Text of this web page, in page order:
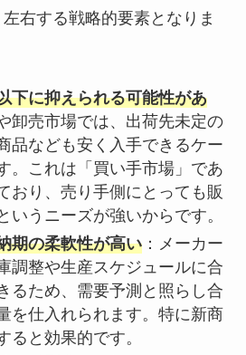
右する戦略的要素となりま
下に抑えられる可能性があ
卸売市場では、出荷先未定の
品なども安く入手できるケー
。これは「買い手市場」であ
おり、売り手側にとっても販
いうニーズが強いからです。
期の柔軟性が高い：メーカー
調整や生産スケジュールに合
るため、需要予測と照らし合
を仕入れられます。特に新商
ると効果的です。